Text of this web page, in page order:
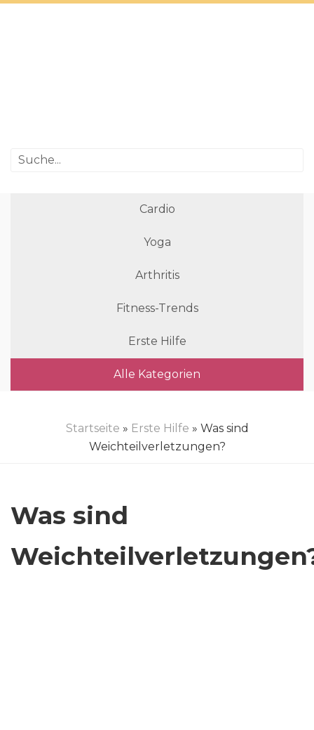
Cardio
Yoga
Arthritis
Fitness-Trends
Erste Hilfe
Alle Kategorien
Startseite » Erste Hilfe » Was sind
Weichteilverletzungen?
Was sind